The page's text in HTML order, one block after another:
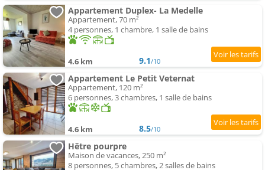
Appartement Duplex- La Medelle
Appartement, 70 m²
4 personnes, 1 chambre, 1 salle de bains
4.6 km 9.1/10
Appartement Le Petit Veternat
Appartement, 120 m²
6 personnes, 3 chambres, 1 salle de bains
4.6 km 8.5/10
Hêtre pourpre
Maison de vacances, 250 m²
8 personnes, 5 chambres, 2 salles de bains